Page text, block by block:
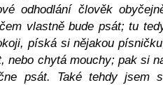
odhodlání člověk
vlastně bude psát; tu
píská si nějakou
nebo chytá mouchy; pak si
psát. Také tehdy jsem